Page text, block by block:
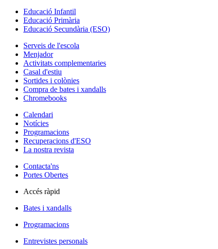
Educació Infantil
Educació Primària
Educació Secundària (ESO)
Serveis de l'escola
Menjador
Activitats complementaries
Casal d'estiu
Sortides i colònies
Compra de bates i xandalls
Chromebooks
Calendari
Notícies
Programacions
Recuperacions d'ESO
La nostra revista
Contacta'ns
Portes Obertes
Accés ràpid
Bates i xandalls
Programacions
Entrevistes personals